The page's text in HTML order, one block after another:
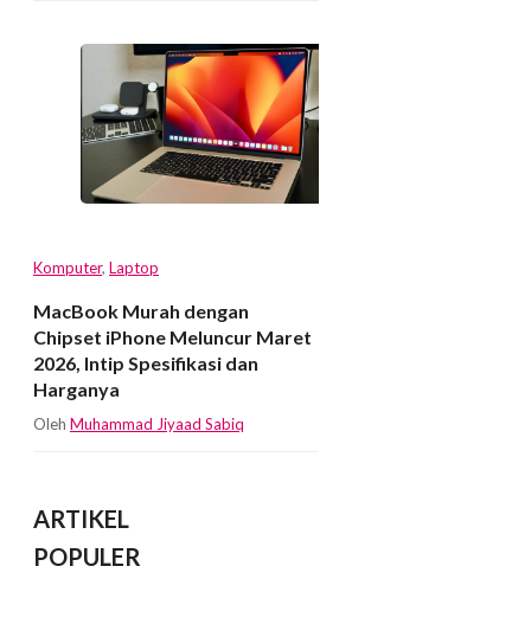
Komputer, Laptop
MacBook Murah dengan
Chipset iPhone Meluncur Maret
2026, Intip Spesifikasi dan
Harganya
Oleh Muhammad Jiyaad Sabiq
ARTIKEL
POPULER